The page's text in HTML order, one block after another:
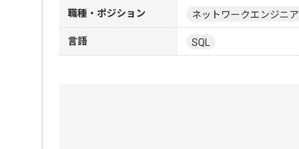
職種・ポジション ネットワークエンジニア
言語 SQL